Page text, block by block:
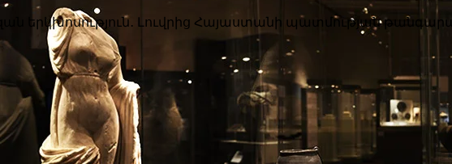
երկխոսություն․ Լուվրից Հայաստանի պատմության